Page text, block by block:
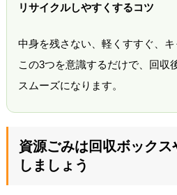
リサイクルしやすくするコツ
中身を残さない、軽くすすぐ、キ
この3つを意識するだけで、回収
スムーズになります。
資源ごみは回収ボックス
しましょう